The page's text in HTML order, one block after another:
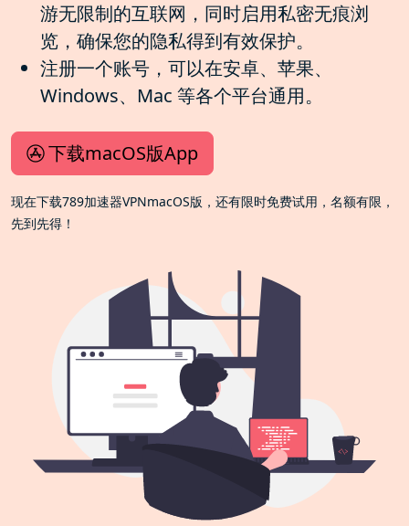
游无限制的互联网，同时启用私密无痕浏
览，确保您的隐私得到有效保护。
注册一个账号，可以在安卓、苹果、
Windows、Mac 等各个平台通用。
下载macOS版App
现在下载789加速器VPNmacOS版，还有限时免费试用，名额有限，
先到先得！